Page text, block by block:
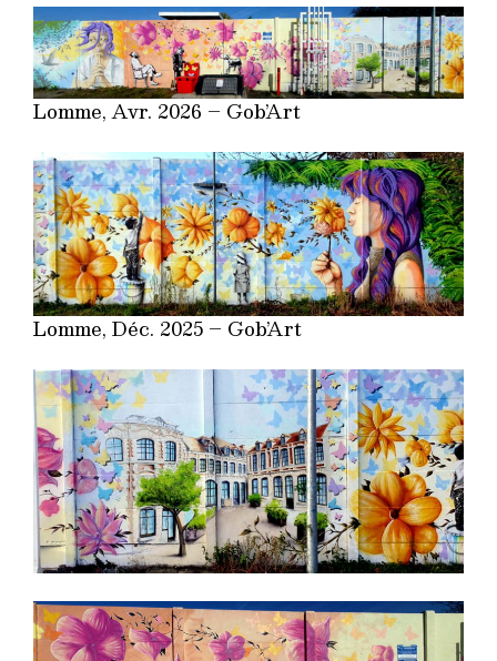
Lomme, Avr. 2026 – Gob’Art
Lomme, Déc. 2025 – Gob’Art